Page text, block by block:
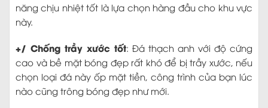
năng chịu nhiệt tốt là lựa chọn hàng đầu cho khu vực
này.
+/ Chống trầy xước tốt: Đá thạch anh với độ cứng
cao và bề mặt bóng đẹp rất khó để bị trầy xước, nếu
chọn loại đá này ốp mặt tiền, công trình của bạn lúc
nào cũng trông bóng đẹp như mới.